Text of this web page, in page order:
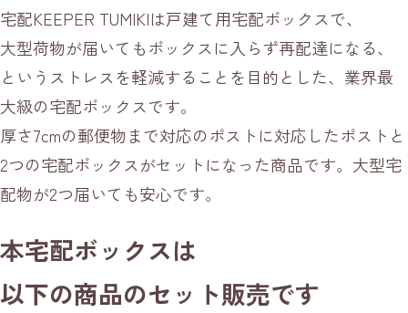
宅配KEEPER TUMIKIは戸建て用宅配ボックスで、
大型荷物が届いてもボックスに入らず再配達になる、
というストレスを軽減することを目的とした、業界最
大級の宅配ボックスです。
厚さ7cmの郵便物まで対応のポストに対応したポストと
2つの宅配ボックスがセットになった商品です。大型宅
配物が2つ届いても安心です。
本宅配ボックスは
以下の商品のセット販売です